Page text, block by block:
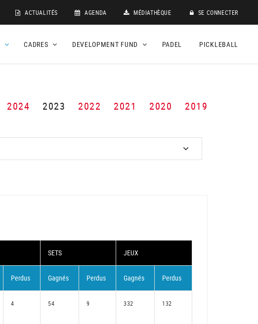
ACTUALITÉS AGENDA MÉDIATHÈQUE SE CONNECTER
CADRES DEVELOPMENT FUND PADEL PICKLEBALL
2024 2023 2022 2021 2020 2019
SETS JEUX
Perdus Gagnés Perdus Gagnés Perdus
4 54 9 332 132